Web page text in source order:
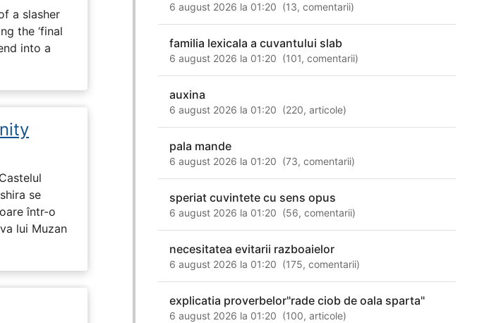
a slasher
the ‘final
into a
se
într-o
lui Muzan
6 august 2026 la 01:20 (13,comentarii)
familia lexicala a cuvantului slab
6 august 2026 la 01:20 (101,comentarii)
auxina
6 august 2026 la 01:20 (220,articole)
pala mande
6 august 2026 la 01:20 (73,comentarii)
speriat cuvintete cu sens opus
6 august 2026 la 01:20 (56,comentarii)
necesitatea evitarii razboaielor
6 august 2026 la 01:20 (175,comentarii)
explicatia proverbelor"rade ciob de oala sparta"
6 august 2026 la 01:20 (100,articole)